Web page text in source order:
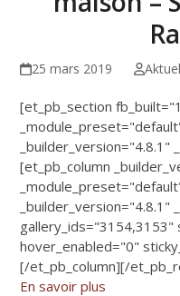
25 mars 2019 Aktuel
[et_pb_section
[et_pb_column
gallery_ids="3154,3153"
hover_enabled="0"
[/et_pb_column][/
En savoir plus